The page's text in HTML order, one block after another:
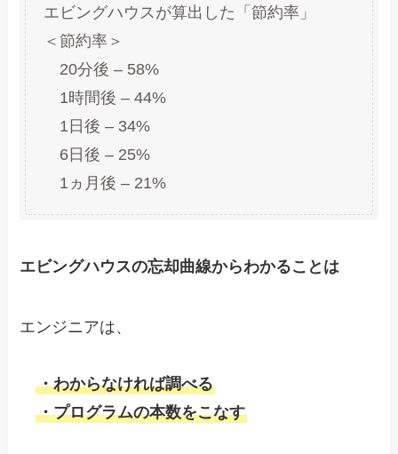
エビングハウスが算出した「節約率」
＜節約率＞
20分後 – 58%
1時間後 – 44%
1日後 – 34%
6日後 – 25%
1ヵ月後 – 21%
エビングハウスの忘却曲線からわかることは
エンジニアは、
・わからなければ調べる
・プログラムの本数をこなす